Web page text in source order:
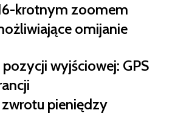
krotnym zoomem
omijanie
wyjściowej: GPS
zwrotu pieniędzy